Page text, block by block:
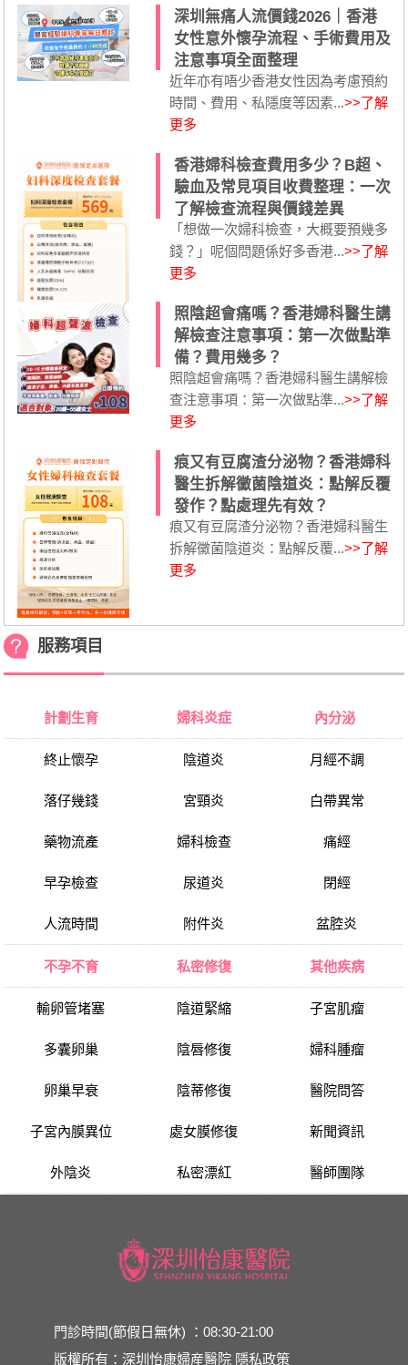
深圳無痛人流價錢2026｜香港
女性意外懷孕流程、手術費用及
注意事項全面整理
近年亦有唔少香港女性因為考慮預約
時間、費用、私隱度等因素...>>了解
更多
香港婦科檢查費用多少？B超、
驗血及常見項目收費整理：一次
了解檢查流程與價錢差異
「想做一次婦科檢查，大概要預幾多
錢？」呢個問題係好多香港...>>了解
更多
照陰超會痛嗎？香港婦科醫生講
解檢查注意事項：第一次做點準
備？費用幾多？
照陰超會痛嗎？香港婦科醫生講解檢
查注意事項：第一次做點準...>>了解
更多
痕又有豆腐渣分泌物？香港婦科
醫生拆解黴菌陰道炎：點解反覆
發作？點處理先有效？
痕又有豆腐渣分泌物？香港婦科醫生
拆解黴菌陰道炎：點解反覆...>>了解
更多
服務項目
計劃生育
終止懷孕
落仔幾錢
藥物流產
早孕檢查
人流時間
婦科炎症
陰道炎
宮頸炎
婦科檢查
尿道炎
附件炎
內分泌
月經不調
白帶異常
痛經
閉經
盆腔炎
不孕不育
輸卵管堵塞
多囊卵巢
卵巢早衰
子宮內膜異位
外陰炎
私密修復
陰道緊縮
陰唇修復
陰蒂修復
處女膜修復
私密漂紅
其他疾病
子宮肌瘤
婦科腫瘤
醫院問答
新聞資訊
醫師團隊
門診時間(節假日無休) ：08:30-21:00
版權所有：深圳怡康婦産醫院 隱私政策